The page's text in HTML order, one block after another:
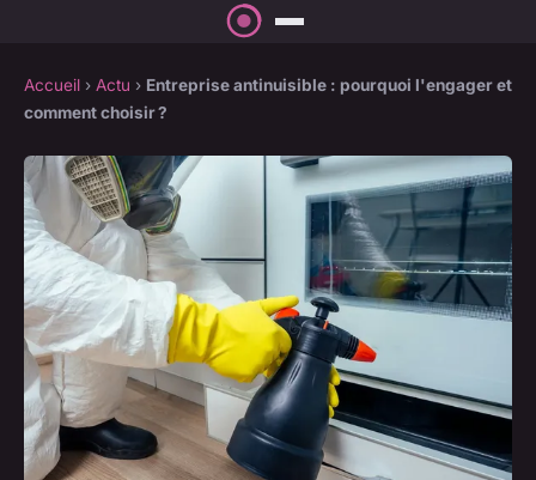
Accueil › Actu › Entreprise antinuisible : pourquoi l'engager et
comment choisir ?